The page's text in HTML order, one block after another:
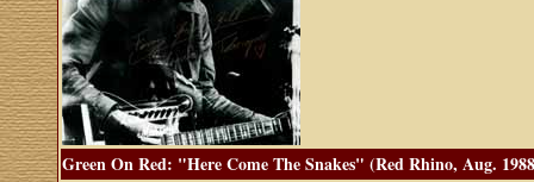
Green On Red: "Here Come The Snakes" (Red Rhino, Aug.